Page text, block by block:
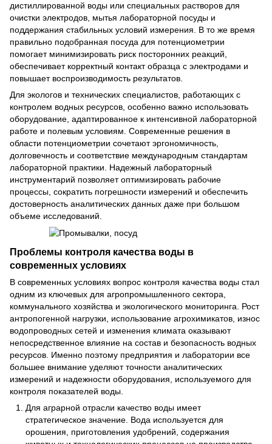
дистиллированной воды или специальных растворов для
очистки электродов, мытья лабораторной посуды и
поддержания стабильных условий измерения. В то же время
правильно подобранная посуда для потенциометрии
помогает минимизировать риск посторонних реакций,
обеспечивает корректный контакт образца с электродами и
повышает воспроизводимость результатов.
Для экологов и технических специалистов, работающих с
контролем водных ресурсов, особенно важно использовать
оборудование, адаптированное к интенсивной лабораторной
работе и полевым условиям. Современные решения в
области потенциометрии сочетают эргономичность,
долговечность и соответствие международным стандартам
лабораторной практики. Надежный лабораторный
инструментарий позволяет оптимизировать рабочие
процессы, сократить погрешности измерений и обеспечить
достоверность аналитических данных даже при большом
объеме исследований.
Проблемы контроля качества воды в
современных условиях
В современных условиях вопрос контроля качества воды стал
одним из ключевых для агропромышленного сектора,
коммунального хозяйства и экологического мониторинга. Рост
антропогенной нагрузки, использование агрохимикатов, износ
водопроводных сетей и изменения климата оказывают
непосредственное влияние на состав и безопасность водных
ресурсов. Именно поэтому предприятия и лаборатории все
большее внимание уделяют точности аналитических
измерений и надежности оборудования, используемого для
контроля показателей воды.
Для аграрной отрасли качество воды имеет
стратегическое значение. Вода используется для
орошения, приготовления удобрений, содержания